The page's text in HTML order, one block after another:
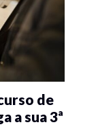
de
a sua 3ª